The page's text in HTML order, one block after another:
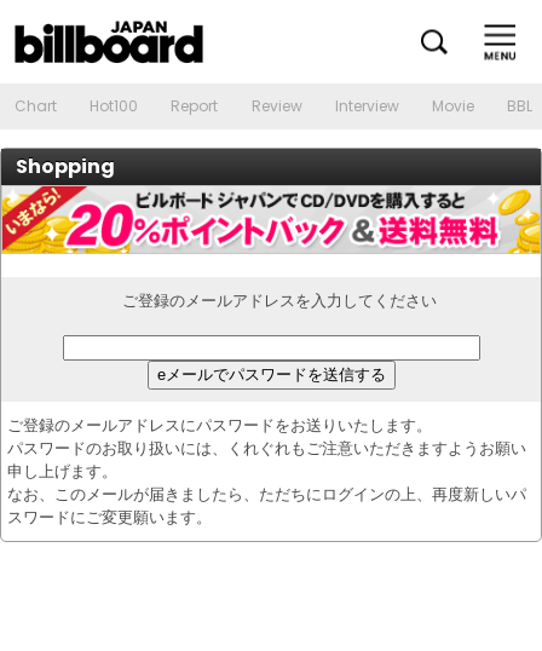
Chart Hot100 Report Review Interview Movie BBL
Shopping
ご登録のメールアドレスを入力してください
ご登録のメールアドレスにパスワードをお送りいたします。
パスワードのお取り扱いには、くれぐれもご注意いただきますようお願い
申し上げます。
なお、このメールが届きましたら、ただちにログインの上、再度新しいパ
スワードにご変更願います。